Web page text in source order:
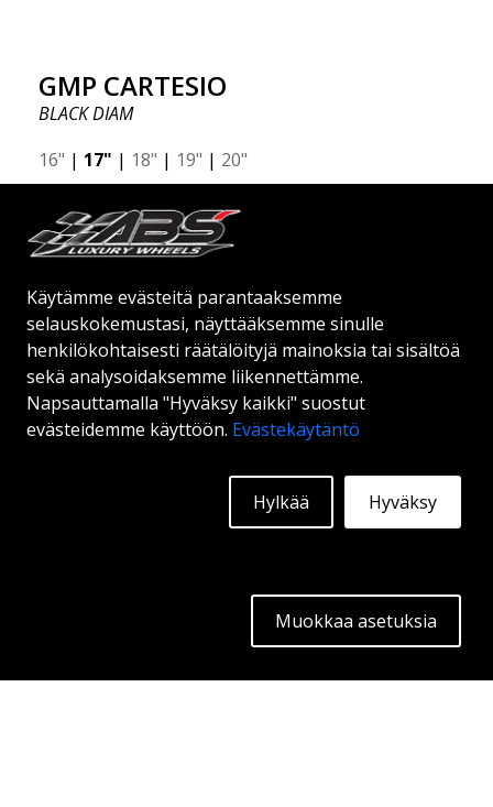
Käytämme evästeitä parantaaksemme
selauskokemustasi, näyttääksemme sinulle
henkilökohtaisesti räätälöityjä mainoksia tai sisältöä
sekä analysoidaksemme liikennettämme.
Napsauttamalla "Hyväksy kaikki" suostut
evästeidemme käyttöön. Evästekäytäntö
Hyväksy
Hylkää
Muokkaa asetuksia
GMP CARTESIO
BLACK DIAM
16" | 17" | 18" | 19" | 20"
Alkaen:
265€ Lisätietoja
GMP CARTESIO